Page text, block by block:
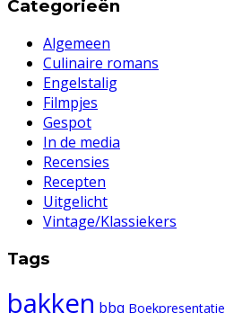
Categorieën
Algemeen
Culinaire romans
Engelstalig
Filmpjes
Gespot
In de media
Recensies
Recepten
Uitgelicht
Vintage/Klassiekers
Tags
bakken bbq Boekpresentatie